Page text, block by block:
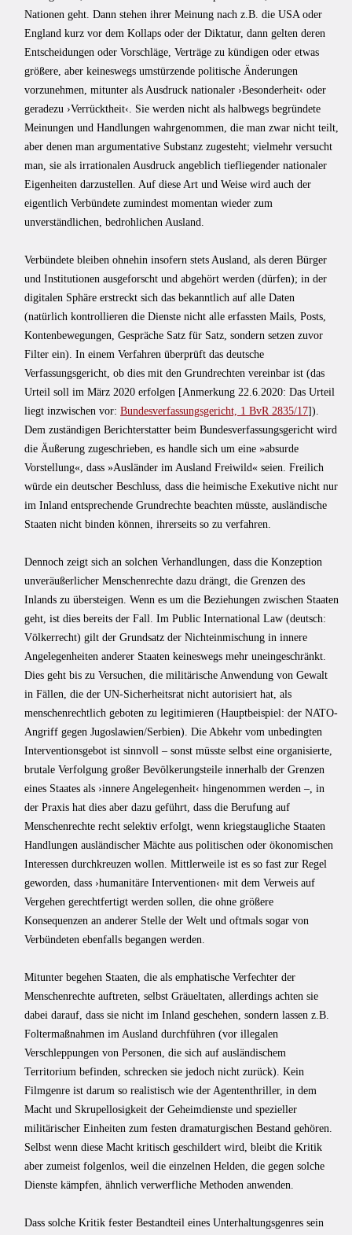
Nationen geht. Dann stehen ihrer Meinung nach z.B. die USA oder
England kurz vor dem Kollaps oder der Diktatur, dann gelten deren
Entscheidungen oder Vorschläge, Verträge zu kündigen oder etwas
größere, aber keineswegs umstürzende politische Änderungen
vorzunehmen, mitunter als Ausdruck nationaler ›Besonderheit‹ oder
geradezu ›Verrücktheit‹. Sie werden nicht als halbwegs begründete
Meinungen und Handlungen wahrgenommen, die man zwar nicht teilt,
aber denen man argumentative Substanz zugesteht; vielmehr versucht
man, sie als irrationalen Ausdruck angeblich tiefliegender nationaler
Eigenheiten darzustellen. Auf diese Art und Weise wird auch der
eigentlich Verbündete zumindest momentan wieder zum
unverständlichen, bedrohlichen Ausland.
Verbündete bleiben ohnehin insofern stets Ausland, als deren Bürger
und Institutionen ausgeforscht und abgehört werden (dürfen); in der
digitalen Sphäre erstreckt sich das bekanntlich auf alle Daten
(natürlich kontrollieren die Dienste nicht alle erfassten Mails, Posts,
Kontenbewegungen, Gespräche Satz für Satz, sondern setzen zuvor
Filter ein). In einem Verfahren überprüft das deutsche
Verfassungsgericht, ob dies mit den Grundrechten vereinbar ist (das
Urteil soll im März 2020 erfolgen [Anmerkung 22.6.2020: Das Urteil
liegt inzwischen vor: Bundesverfassungsgericht, 1 BvR 2835/17]).
Dem zuständigen Berichterstatter beim Bundesverfassungsgericht wird
die Äußerung zugeschrieben, es handle sich um eine »absurde
Vorstellung«, dass »Ausländer im Ausland Freiwild« seien. Freilich
würde ein deutscher Beschluss, dass die heimische Exekutive nicht nur
im Inland entsprechende Grundrechte beachten müsste, ausländische
Staaten nicht binden können, ihrerseits so zu verfahren.
Dennoch zeigt sich an solchen Verhandlungen, dass die Konzeption
unveräußerlicher Menschenrechte dazu drängt, die Grenzen des
Inlands zu übersteigen. Wenn es um die Beziehungen zwischen Staaten
geht, ist dies bereits der Fall. Im Public International Law (deutsch:
Völkerrecht) gilt der Grundsatz der Nichteinmischung in innere
Angelegenheiten anderer Staaten keineswegs mehr uneingeschränkt.
Dies geht bis zu Versuchen, die militärische Anwendung von Gewalt
in Fällen, die der UN-Sicherheitsrat nicht autorisiert hat, als
menschenrechtlich geboten zu legitimieren (Hauptbeispiel: der NATO-
Angriff gegen Jugoslawien/Serbien). Die Abkehr vom unbedingten
Interventionsgebot ist sinnvoll – sonst müsste selbst eine organisierte,
brutale Verfolgung großer Bevölkerungsteile innerhalb der Grenzen
eines Staates als ›innere Angelegenheit‹ hingenommen werden –, in
der Praxis hat dies aber dazu geführt, dass die Berufung auf
Menschenrechte recht selektiv erfolgt, wenn kriegstaugliche Staaten
Handlungen ausländischer Mächte aus politischen oder ökonomischen
Interessen durchkreuzen wollen. Mittlerweile ist es so fast zur Regel
geworden, dass ›humanitäre Interventionen‹ mit dem Verweis auf
Vergehen gerechtfertigt werden sollen, die ohne größere
Konsequenzen an anderer Stelle der Welt und oftmals sogar von
Verbündeten ebenfalls begangen werden.
Mitunter begehen Staaten, die als emphatische Verfechter der
Menschenrechte auftreten, selbst Gräueltaten, allerdings achten sie
dabei darauf, dass sie nicht im Inland geschehen, sondern lassen z.B.
Foltermaßnahmen im Ausland durchführen (vor illegalen
Verschleppungen von Personen, die sich auf ausländischem
Territorium befinden, schrecken sie jedoch nicht zurück). Kein
Filmgenre ist darum so realistisch wie der Agententhriller, in dem
Macht und Skrupellosigkeit der Geheimdienste und spezieller
militärischer Einheiten zum festen dramaturgischen Bestand gehören.
Selbst wenn diese Macht kritisch geschildert wird, bleibt die Kritik
aber zumeist folgenlos, weil die einzelnen Helden, die gegen solche
Dienste kämpfen, ähnlich verwerfliche Methoden anwenden.
Dass solche Kritik fester Bestandteil eines Unterhaltungsgenres sein